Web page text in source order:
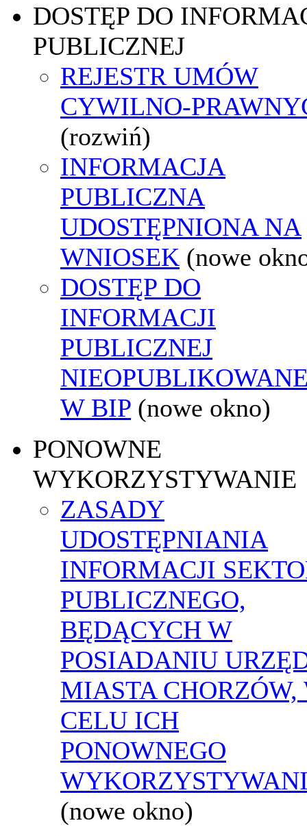
DOSTĘP DO
PUBLICZNEJ
REJESTR UMÓW
CYWILNO-
(rozwiń)
INFORMACJA
PUBLICZNA
UDOSTĘPNIONA NA
WNIOSEK (nowe
DOSTĘP DO
INFORMACJI
PUBLICZNEJ
W BIP (nowe okno)
PONOWNE
WYKORZYSTYWANIE
ZASADY
UDOSTĘPNIANIA
INFORMACJI
PUBLICZNEGO,
BĘDĄCYCH W
POSIADANIU
MIASTA CHORZÓW,
CELU ICH
PONOWNEGO
(nowe okno)